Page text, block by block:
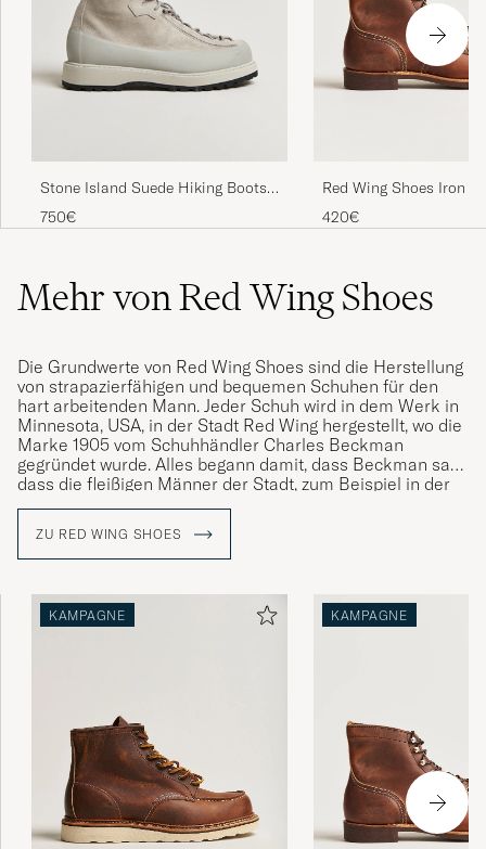
Stone Island Suede Hiking Boots
Pearl Grey
750€
Red Wing Shoes Iron
Copper Rough/Though
420€
Mehr von Red Wing Shoes
Die Grundwerte von Red Wing Shoes sind die Herstellung
von strapazierfähigen und bequemen Schuhen für den
hart arbeitenden Mann. Jeder Schuh wird in dem Werk in
Minnesota, USA, in der Stadt Red Wing hergestellt, wo die
Marke 1905 vom Schuhhändler Charles Beckman
gegründet wurde. Alles begann damit, dass Beckman sah,
dass die fleißigen Männer der Stadt, zum Beispiel in der
Bergbau- und Forstwirtschaft, angemessenes Schuhwerk
sich weiterentwickelt und heute werden die Schuhe von
hartarbeitenden Männer auf den Ölfeldern im Nahen
Welt getragen.
ZU RED WING SHOES
KAMPAGNE KAMPAGNE